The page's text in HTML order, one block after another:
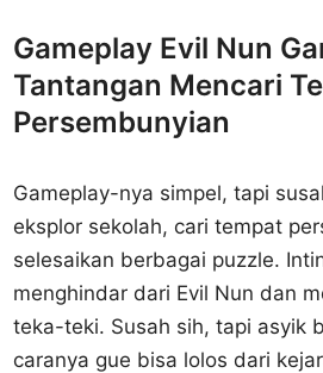
Gameplay Evil Nun
Tantangan Mencari
Persembunyian
Gameplay-nya simpel, tapi
eksplor sekolah, cari tempat
selesaikan berbagai puzzle.
menghindar dari Evil Nun dan
teka-teki. Susah sih, tapi asyik
caranya gue bisa lolos dari